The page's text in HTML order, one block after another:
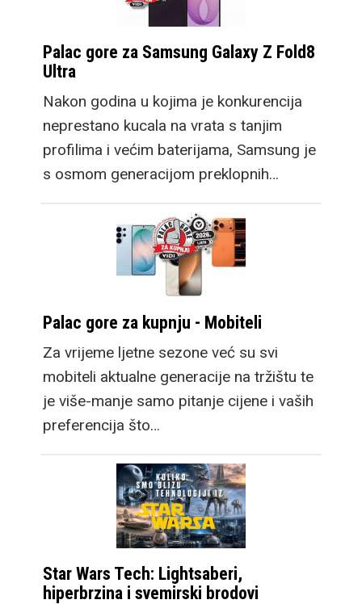
Palac gore za Samsung Galaxy Z Fold8
Ultra
Nakon godina u kojima je konkurencija
neprestano kucala na vrata s tanjim
profilima i većim baterijama, Samsung je
s osmom generacijom preklopnih…
Palac gore za kupnju - Mobiteli
Za vrijeme ljetne sezone već su svi
mobiteli aktualne generacije na tržištu te
je više-manje samo pitanje cijene i vaših
preferencija što…
Star Wars Tech: Lightsaberi,
hiperbrzina i svemirski brodovi